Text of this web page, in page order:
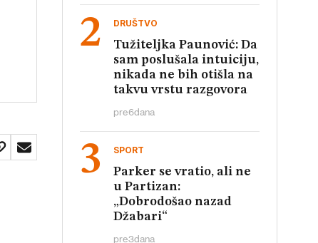
DRUŠTVO
Tužiteljka Paunović: Da
sam poslušala intuiciju,
nikada ne bih otišla na
takvu vrstu razgovora
pre6dana
SPORT
Parker se vratio, ali ne
u Partizan:
„Dobrodošao nazad
Džabari“
pre3dana